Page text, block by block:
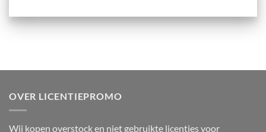
OVER LICENTIEPROMO
Wij kopen overstock en niet gebruikte licenties voor